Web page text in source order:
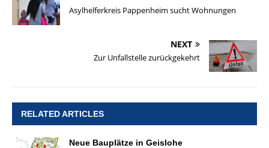
Asylhelferkreis Pappenheim sucht Wohnungen
NEXT
Zur Unfallstelle zurückgekehrt
RELATED ARTICLES
Neue Bauplätze in Geislohe